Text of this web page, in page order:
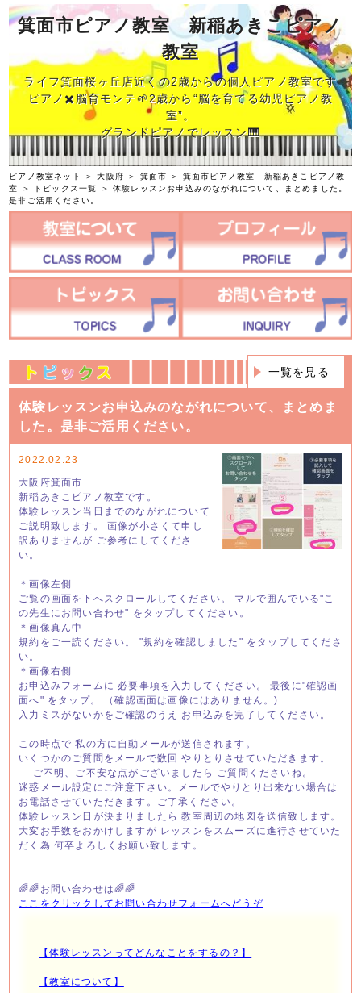
箕面市ピアノ教室 新稲あきこピアノ
教室
ライフ箕面桜ヶ丘店近くの2歳からの個人ピアノ教室です
ピアノ✖️脳育モンテ🌱2歳から“脳を育てる幼児ピアノ教
室”。
グランドピアノでレッスン🎹
ピアノ教室ネット ＞大阪府 ＞ 箕面市 ＞ 箕面市ピアノ教室 新稲あきこピアノ教
室
＞ トピックス一覧
＞ 体験レッスンお申込みのながれについて、まとめました。
是非ご活用ください。
一覧を見る
体験レッスンお申込みのながれについて、まとめま
した。是非ご活用ください。
2022.02.23
大阪府箕面市
新稲あきこピアノ教室です。
体験レッスン当日までのながれについて
ご説明致します。 画像が小さくて申し
訳ありませんが ご参考にしてくださ
い。
＊画像左側
ご覧の画面を下へスクロールしてください。 マルで囲んでいる"こ
の先生にお問い合わせ" をタップしてください。
＊画像真ん中
規約をご一読ください。 "規約を確認しました" をタップしてくださ
い。
＊画像右側
お申込みフォームに 必要事項を入力してください。 最後に"確認画
面へ" をタップ。 （確認画面は画像にはありません。)
入力ミスがないかをご確認のうえ お申込みを完了してください。
この時点で 私の方に自動メールが送信されます。
いくつかのご質問をメールで数回 やりとりさせていただきます。
ご不明、ご不安な点がございましたら ご質問くださいね。
迷惑メール設定にご注意下さい。メールでやりとり出来ない場合は
お電話させていただきます。ご了承ください。
体験レッスン日が決まりましたら 教室周辺の地図を送信致します。
大変お手数をおかけしますが レッスンをスムーズに進行させていた
だく為 何卒よろしくお願い致します。
🌈🌈お問い合わせは🌈🌈
ここをクリックしてお問い合わせフォームへどうぞ
【体験レッスンってどんなことをするの？】
【教室について】